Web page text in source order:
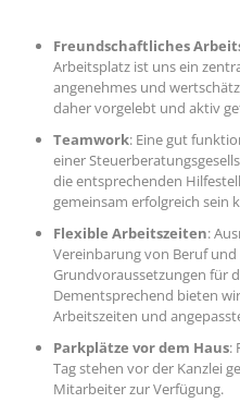
Freundschaftliches
Arbeitsplatz ist uns ein
angenehmes und
daher vorgelebt und aktiv
Teamwork: Eine gut
einer
die entsprechenden
gemeinsam erfolgreich sein
Flexible Arbeitszeiten:
Vereinbarung von Beruf
Grundvoraussetzungen für
Dementsprechend bieten
Arbeitszeiten und
Parkplätze vor dem Haus:
Tag stehen vor der Kanzlei
Mitarbeiter zur Verfügung.